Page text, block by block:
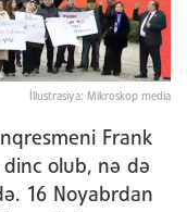
İllustrasiya: Mikroskop media
Frank
dinc olub, nə də
16 Noyabrdan